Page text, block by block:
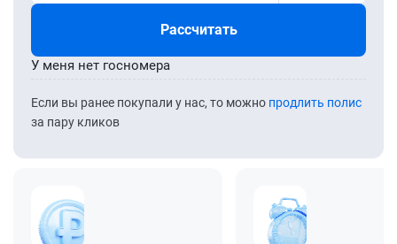
Рассчитать
Если вы ранее покупали у нас, то можно продлить полис
за пару кликов
У меня нет госномера